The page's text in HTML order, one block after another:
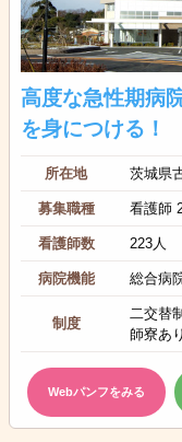
高度な急性期病
を身につける！
所在地 茨城県
募集職種 看護師
看護師数 223人
病院機能 総合病
制度
二交替
師寮あ
Webパンフをみる